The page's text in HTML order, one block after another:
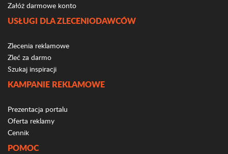
Załóż darmowe konto
USŁUGI DLA ZLECENIODAWCÓW
Zlecenia reklamowe
Zleć za darmo
Szukaj inspiracji
KAMPANIE REKLAMOWE
Prezentacja portalu
Oferta reklamy
Cennik
POMOC